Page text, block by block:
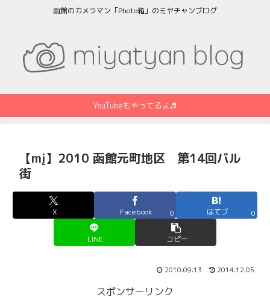
函館のカメラマン「Photo箱」のミヤチャンブログ
YouTubeもやってるよ♬
【mį】2010 函館元町地区 第14回バル
街
X Facebook 0 はてブ 0
LINE コピー
2010.09.13 2014.12.05
スポンサーリンク